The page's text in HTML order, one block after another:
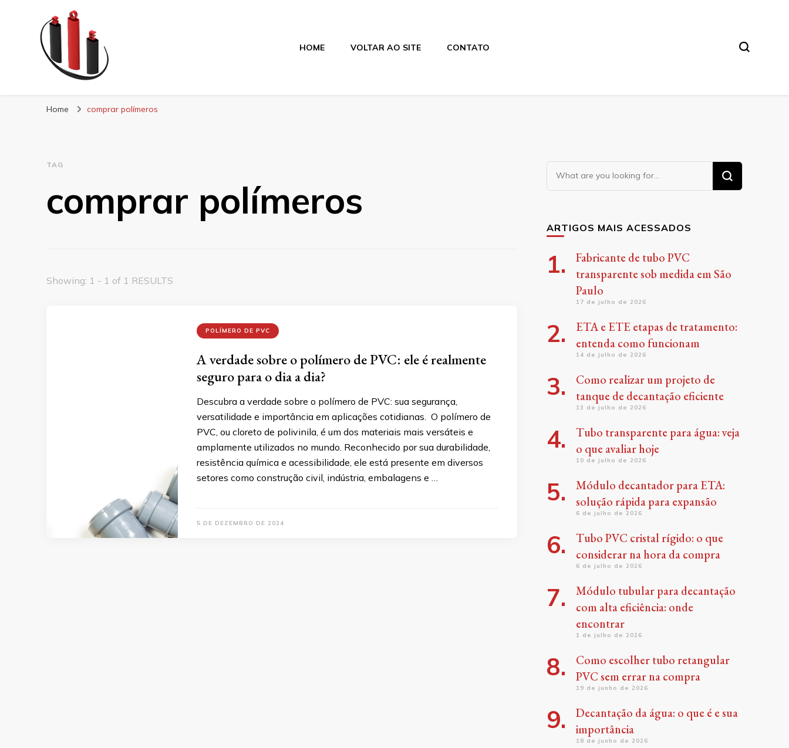
Blog Soe Laminados
HOME VOLTAR AO SITE CONTATO
Home comprar polímeros
TAG
comprar polímeros
Showing: 1 - 1 of 1 RESULTS
POLÍMERO DE PVC
A verdade sobre o polímero de PVC: ele é realmente
seguro para o dia a dia?
Descubra a verdade sobre o polímero de PVC: sua segurança,
versatilidade e importância em aplicações cotidianas. O polímero de
PVC, ou cloreto de polivinila, é um dos materiais mais versáteis e
amplamente utilizados no mundo. Reconhecido por sua durabilidade,
resistência química e acessibilidade, ele está presente em diversos
setores como construção civil, indústria, embalagens e …
5 DE DEZEMBRO DE 2024
Looking
for
ARTIGOS MAIS ACESSADOS
Fabricante de tubo PVC
transparente sob medida em São
Paulo
17 de julho de 2026
ETA e ETE etapas de tratamento:
entenda como funcionam
14 de julho de 2026
Como realizar um projeto de
tanque de decantação eficiente
13 de julho de 2026
Tubo transparente para água: veja
o que avaliar hoje
10 de julho de 2026
Módulo decantador para ETA:
solução rápida para expansão
6 de julho de 2026
Tubo PVC cristal rígido: o que
considerar na hora da compra
6 de julho de 2026
Módulo tubular para decantação
com alta eficiência: onde
encontrar
1 de julho de 2026
Como escolher tubo retangular
PVC sem errar na compra
19 de junho de 2026
Decantação da água: o que é e sua
importância
18 de junho de 2026